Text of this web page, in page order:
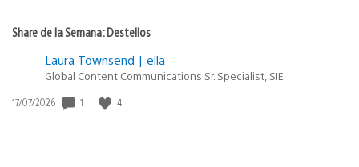
Share de la Semana: Destellos
Laura Townsend | ella
Global Content Communications Sr. Specialist, SIE
Fecha
17/07/2026 1 4